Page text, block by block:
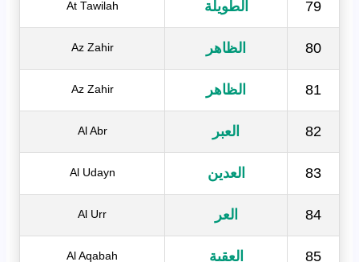
79 الطويلة At Tawilah
80 الظاهر Az Zahir
81 الظاهر Az Zahir
82 العبر Al Abr
83 العدين Al Udayn
84 العر Al Urr
85 العقبة Al Aqabah